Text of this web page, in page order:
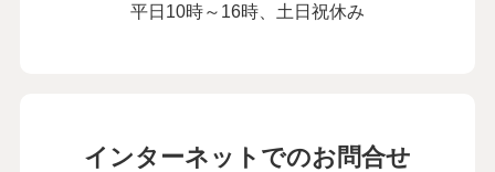
平日10時～16時、土日祝休み
インターネットでのお問合せ